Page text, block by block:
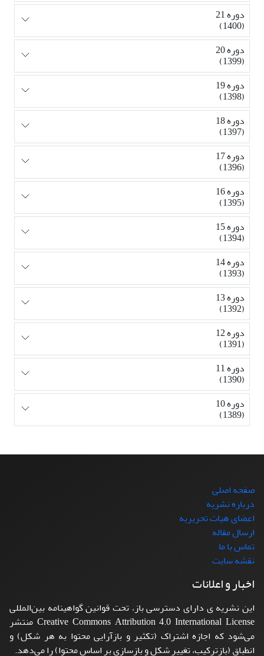
دوره 21
(1400)
دوره 20
(1399)
دوره 19
(1398)
دوره 18
(1397)
دوره 17
(1396)
دوره 16
(1395)
دوره 15
(1394)
دوره 14
(1393)
دوره 13
(1392)
دوره 12
(1391)
دوره 11
(1390)
دوره 10
(1389)
صفحه اصلی
درباره نشریه
اعضای هیات تحریریه
ارسال مقاله
تماس با ما
نقشه سایت
اخبار و اعلانات
این نشریه ی دارای دسترسی باز، تحت قوانین گواهینامه بین‌المللی
Creative Commons Attribution 4.0 International License منتشر
می‌شود که اجازه اشتراک (تکثیر و بازآرایی محتوا به هر شکل) و
انطباق (بازترکیب، تغییر شکل و بازسازی بر اساس محتوا) را می‌دهد.